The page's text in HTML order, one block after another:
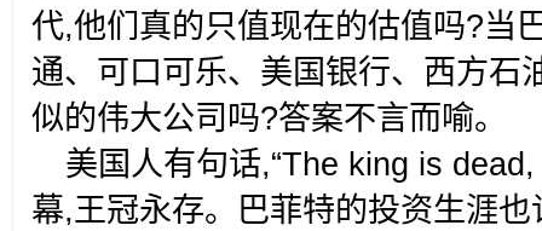
代,他们真的只值现在的估值吗?当
通、可口可乐、美国银行、西方石
似的伟大公司吗?答案不言而喻。
美国人有句话,“The king is
幕,王冠永存。巴菲特的投资生涯